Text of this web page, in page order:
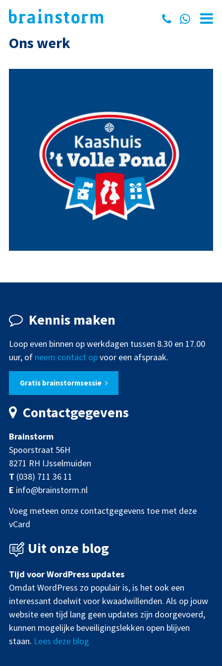
Ons werk
Kennis maken
Loop even binnen op werkdagen tussen 8.30 en 17.00
uur, of neem contact opvoor een afspraak.
Gratis brainstormsessie
Contactgegevens
Brainstorm
Spoorstraat 56H
8271 RH IJsselmuiden
T (038) 711 36 11
E info@brainstorm.nl
Voeg meteen onze contactgegevens toe met deze
vCard
Uit onze blog
Tijd voor WordPress updates
Omdat WordPress zo populair is, is het ook een
interessant doelwit voor kwaadwillenden. Als op jouw
website een tijd lang geen updates zijn doorgevoerd,
kunnen mogelijke beveiligingslekken open blijven
staan. Lees deze blog